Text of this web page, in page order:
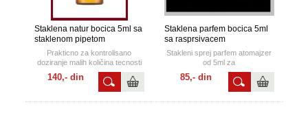
Staklena natur bocica 5ml sa
staklenom pipetom
Prakticno za kontrolisano
doziranje malih količina tecnosti
poput mirisnih ulja, ulja za
električne cigarete, aromaticnih
ulja, ,tinktura,propolisa,
medicinskih ulja, laboratorijske
140,- din
Staklena parfem bocica 5ml
sa rasprsivacem
Stakleni sprej parfem atomajzer
od 5ml za
putovanja,lagan,praktican, ne
zauzima mnogo prostora a
odrzava vasu svezinu.
85,- din